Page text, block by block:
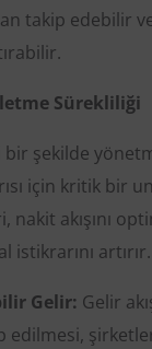
takip edebilir
Sürekliliği
bir şekilde
için kritik bir
nakit akışını
artırır.
Gelir: Gelir
edilmesi,